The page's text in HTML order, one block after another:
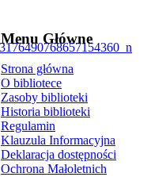
Menu Główne
Strona główna
O bibliotece
Zasoby biblioteki
Historia biblioteki
Regulamin
Klauzula Informacyjna
Deklaracja dostępności
Ochrona Małoletnich